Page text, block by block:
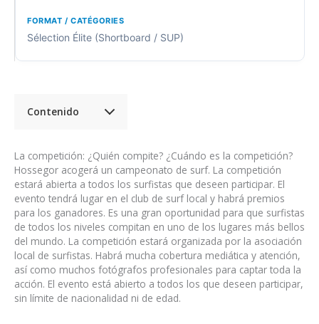
Sélection Élite (Shortboard / SUP)
Contenido
La competición: ¿Quién compite? ¿Cuándo es la competición?
Hossegor acogerá un campeonato de surf. La competición
estará abierta a todos los surfistas que deseen participar. El
evento tendrá lugar en el club de surf local y habrá premios
para los ganadores. Es una gran oportunidad para que surfistas
de todos los niveles compitan en uno de los lugares más bellos
del mundo. La competición estará organizada por la asociación
local de surfistas. Habrá mucha cobertura mediática y atención,
así como muchos fotógrafos profesionales para captar toda la
acción. El evento está abierto a todos los que deseen participar,
sin límite de nacionalidad ni de edad.